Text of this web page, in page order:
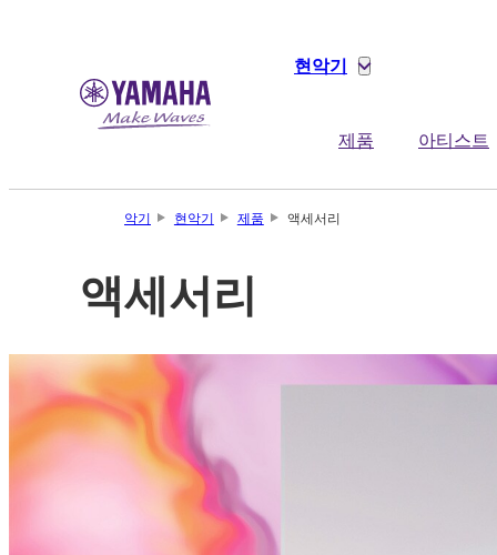
현악기
제품 아티스트
악기 현악기 제품 액세서리
액세서리